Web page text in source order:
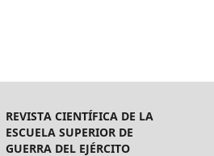
REVISTA CIENTÍFICA DE LA
ESCUELA SUPERIOR DE
GUERRA DEL EJÉRCITO